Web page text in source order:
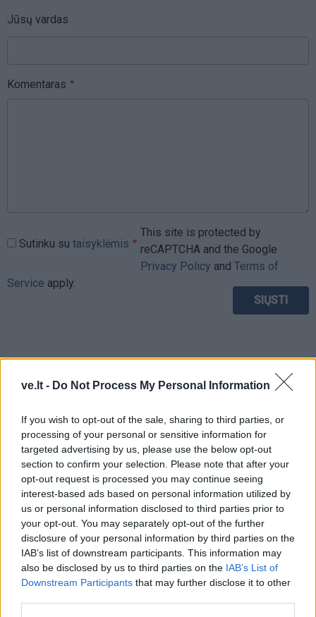
ve.lt - Do Not Process My Personal Information
If you wish to opt-out of the sale, sharing to third parties, or
processing of your personal or sensitive information for
targeted advertising by us, please use the below opt-out
section to confirm your selection. Please note that after your
opt-out request is processed you may continue seeing
interest-based ads based on personal information utilized by
us or personal information disclosed to third parties prior to
your opt-out. You may separately opt-out of the further
disclosure of your personal information by third parties on the
IAB’s list of downstream participants. This information may
also be disclosed by us to third parties on the IAB’s List of
Downstream Participants that may further disclose it to other
Jūsų vardas
Komentaras
Sutinku su taisyklėmis
This site is protected by
reCAPTCHA and the Google
Privacy Policy and Terms of
Service apply.
TAIP PAT SKAITYKITE